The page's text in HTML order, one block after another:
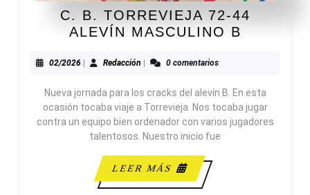
C. B. TORREVIEJA 72-44
ALEVÍN MASCULINO B
44
ALEVÍN
02/202602/2026
| RedacciónRedacción
| 0 comentarios
Nueva jornada para los cracks del alevín B. En esta
ocasión tocaba viaje a Torrevieja. Nos tocaba jugar
contra un equipo bien ordenador con varios jugadores
talentosos. Nuestro inicio fue
LEER MÁS
LEER
MÁS